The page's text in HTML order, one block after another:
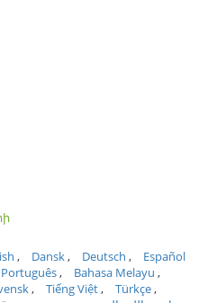
Dansk Deutsch
Español
Português
Bahasa Melayu
Tiếng Việt
Türkçe